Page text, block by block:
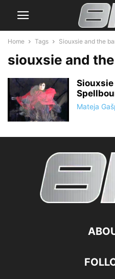
Home Tags Siouxsie and the
siouxsie and
Siouxsie
Mateja